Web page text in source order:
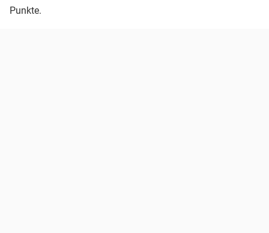
Punkte.